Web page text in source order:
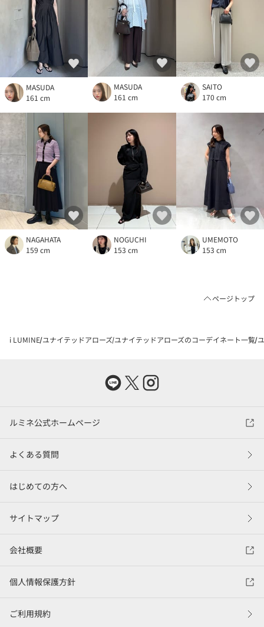
MASUDA
161 cm
MASUDA
161 cm
SAITO
170 cm
NAGAHATA
159 cm
NOGUCHI
153 cm
UMEMOTO
153 cm
ページトップ
i LUMINE ユナイテッドアローズ ユナイテッドアローズのコーデイネート一覧
ルミネ公式ホームページ
よくある質問
はじめての方へ
サイトマップ
会社概要
個人情報保護方針
ご利用規約